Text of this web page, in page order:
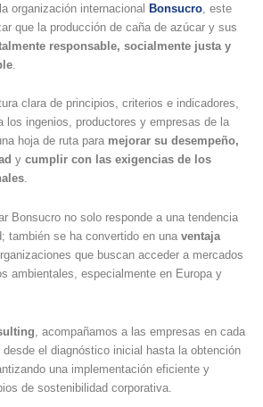
organización internacional Bonsucro , este
que la producción de caña de azúcar y sus
responsable, socialmente justa y
clara de principios, criterios e indicadores,
los ingenios, productores y empresas de la
hoja de ruta para mejorar su desempeño,
y cumplir con las exigencias de los
.
Bonsucro no solo responde a una tendencia
también se ha convertido en una ventaja
que buscan acceder a mercados
ambientales, especialmente en Europa y
, acompañamos a las empresas en cada
el diagnóstico inicial hasta la obtención
una implementación eficiente y
de sostenibilidad corporativa.